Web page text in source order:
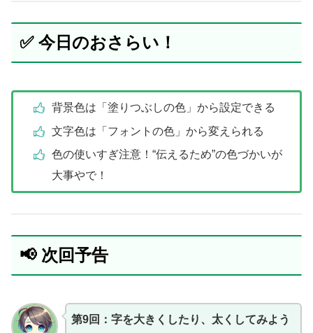
✅ 今日のおさらい！
背景色は「塗りつぶしの色」から設定できる
文字色は「フォントの色」から変えられる
色の使いすぎ注意！“伝えるため”の色づかいが
大事やで！
📢 次回予告
第9回：字を大きくしたり、太くしてみよう